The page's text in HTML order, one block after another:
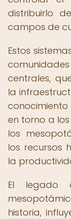
distribuirlo
campos de
Estos
centrales,
la
en torno a
los
los recursos
la
El legado
historia,